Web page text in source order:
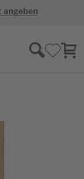
angeben